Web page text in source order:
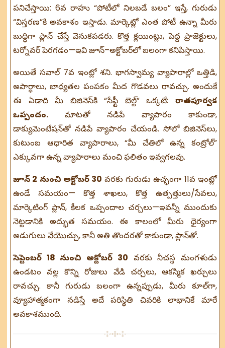
పనిచేస్తాయి: 6వ రాహు “పోటీలో నిలబడే బలం” ఇస్తే, గురుడు
“విస్తరణ”కి అవకాశం ఇస్తాడు. మార్కెట్లో ఎంత పోటీ ఉన్నా మీరు
బుద్ధిగా ప్లాన్ చేస్తే వెనుకపడరు. కొత్త క్లయింట్లు, పెద్ద ప్రాజెక్టులు,
టర్నోవర్ పెరగడం—ఇవి జూన్–అక్టోబర్‌లో బలంగా కనిపిస్తాయి.
అయితే సవాల్ 7వ ఇంట్లో శని. భాగస్వామ్య వ్యాపారాల్లో ఒత్తిడి,
అపార్థాలు, బాధ్యతల పంపకం మీద గొడవలు రావచ్చు. అందుకే
ఈ ఏడాది మీ బిజినెస్‌కి “సేఫ్టీ బెల్ట్” ఒక్కటే: రాతపూర్వక
ఒప్పందం. మాటతో నడిపే వ్యాపారం కాకుండా,
డాక్యుమెంటేషన్‌తో నడిపే వ్యాపారం చేయండి. సోలో బిజినెస్‌లు,
కుటుంబ ఆధారిత వ్యాపారాలు, “మీ చేతిలో ఉన్న కంట్రోల్”
ఎక్కువగా ఉన్న వ్యాపారాలు మంచి ఫలితం ఇవ్వగలవు.
జూన్ 2 నుంచి అక్టోబర్ 30 వరకు గురుడు ఉచ్ఛంగా 11వ ఇంట్లో
ఉండే సమయం— కొత్త శాఖలు, కొత్త ఉత్పత్తులు/సేవలు,
మార్కెటింగ్ ప్లాన్, కీలక ఒప్పందాల చర్చలు—ఇవన్నీ ముందుకు
నెట్టడానికి అద్భుత సమయం. ఈ కాలంలో మీరు ధైర్యంగా
అడుగులు వేయొచ్చు, కానీ అతి తొందరతో కాకుండా, ప్లాన్‌తో.
సెప్టెంబర్ 18 నుంచి అక్టోబర్ 30 వరకు నీచస్థ మంగళుడు
ఉండటం వల్ల కొన్ని రోజులు వేడి చర్చలు, ఆకస్మిక ఖర్చులు
రావచ్చు. కానీ గురుడు బలంగా ఉన్నప్పుడు, మీరు కూల్‌గా,
వ్యూహాత్మకంగా నడిస్తే అదే పరిస్థితి చివరికి లాభానికే మారే
అవకాశముంది.